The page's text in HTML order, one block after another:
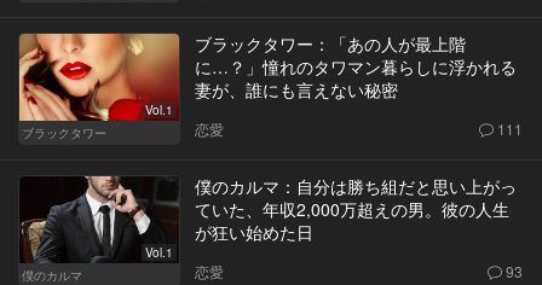
Vol.1
ブラックタワー
ブラックタワー：「あの人が最上階
に…？」憧れのタワマン暮らしに浮かれる
妻が、誰にも言えない秘密
恋愛 111
Vol.1
僕のカルマ
僕のカルマ：自分は勝ち組だと思い上がっ
ていた、年収2,000万超えの男。彼の人生
が狂い始めた日
恋愛 93